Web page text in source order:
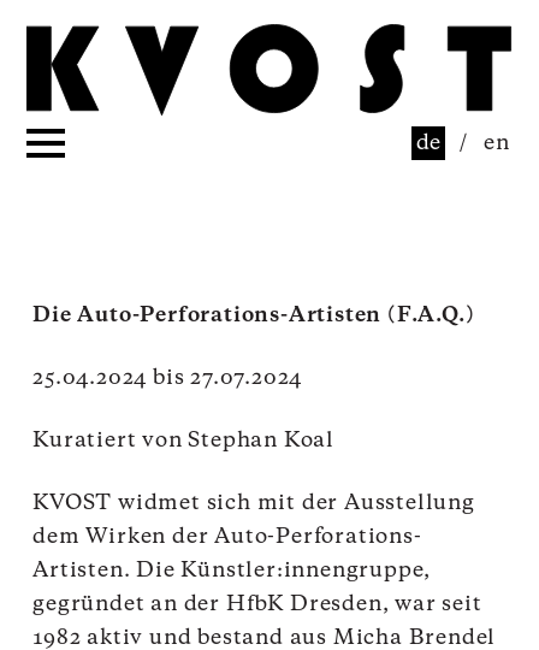
de / en
Die Auto-Perforations-Artisten (F.A.Q.)
25.04.2024 bis 27.07.2024
Kuratiert von Stephan Koal
KVOST widmet sich mit der Ausstellung
dem Wirken der Auto-Perforations-
Artisten. Die Künstler:innengruppe,
gegründet an der HfbK Dresden, war seit
1982 aktiv und bestand aus Micha Brendel